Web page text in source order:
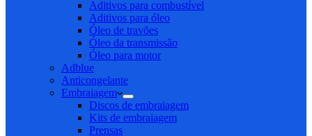
Aditivos para combustível
Aditivos para óleo
Óleo de travões
Óleo da transmissão
Óleo para motor
Adblue
Anticongelante
Embraiagem
Discos de embraiagem
Kits de embraiagem
Prensas